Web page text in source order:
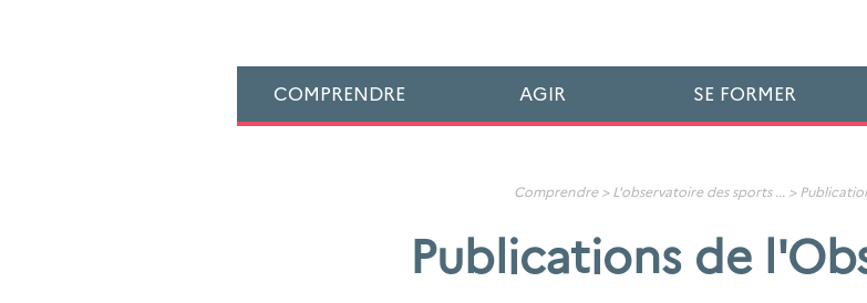
COMPRENDRE AGIR SE FORMER
Comprendre > L'observatoire des sports... >
Publications de